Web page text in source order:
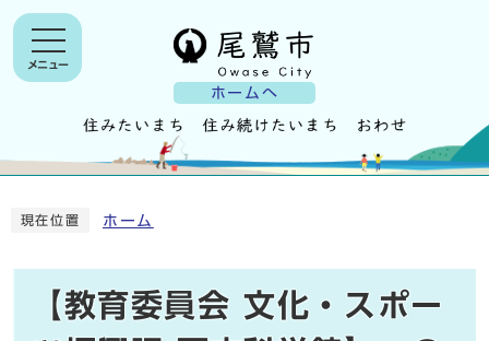
ホームへ
メニュー
現在位置 ホーム
【教育委員会 文化・スポー